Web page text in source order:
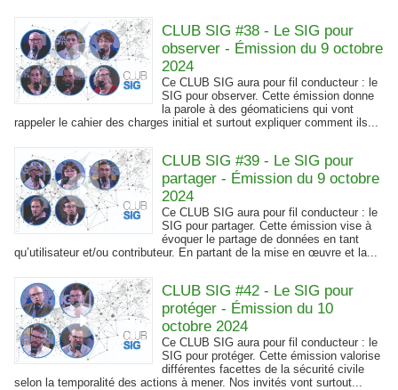
CLUB SIG #38 - Le SIG pour
observer - Émission du 9 octobre
2024
Ce CLUB SIG aura pour fil conducteur : le
SIG pour observer. Cette émission donne
la parole à des géomaticiens qui vont
rappeler le cahier des charges initial et surtout expliquer comment ils...
CLUB SIG #39 - Le SIG pour
partager - Émission du 9 octobre
2024
Ce CLUB SIG aura pour fil conducteur : le
SIG pour partager. Cette émission vise à
évoquer le partage de données en tant
qu’utilisateur et/ou contributeur. En partant de la mise en œuvre et la...
CLUB SIG #42 - Le SIG pour
protéger - Émission du 10
octobre 2024
Ce CLUB SIG aura pour fil conducteur : le
SIG pour protéger. Cette émission valorise
différentes facettes de la sécurité civile
selon la temporalité des actions à mener. Nos invités vont surtout...